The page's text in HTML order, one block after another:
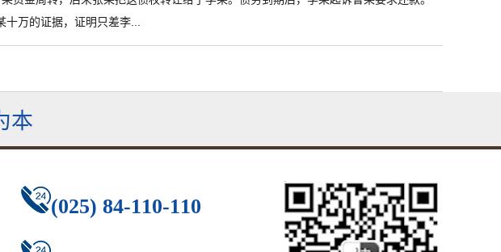
万的证据，证明只差李...
本
(025) 84-110-110